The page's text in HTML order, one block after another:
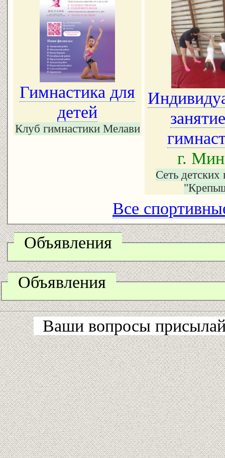
Гимнастика для
детей
Клуб гимнастики Мелави
г.
Сеть детских
Все
Объявления
Объявления
Ваши вопросы